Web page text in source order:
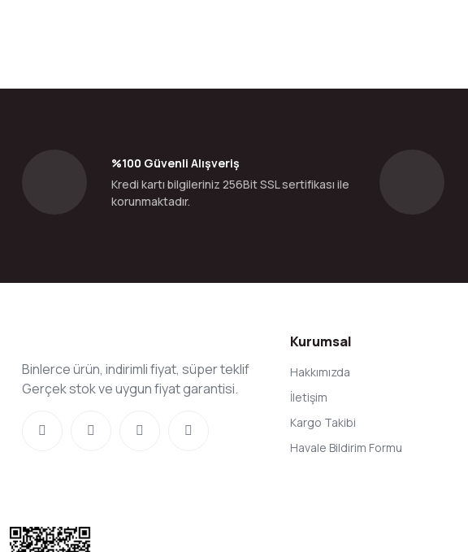
Ürün fiyatı diğer sitelerden daha pahalı.
Bu ürüne benzer farklı alternatifler olmalı.
%100 Güvenli Alışveriş
Kredi kartı bilgileriniz 256Bit SSL sertifikası ile
korunmaktadır.
Binlerce ürün, indirimli fiyat, süper teklif
Gerçek stok ve uygun fiyat garantisi.
Kurumsal
Hakkımızda
İletişim
Kargo Takibi
Havale Bildirim Formu